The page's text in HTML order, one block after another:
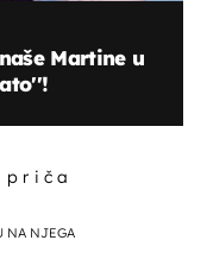
Martine u
NA NJEGA